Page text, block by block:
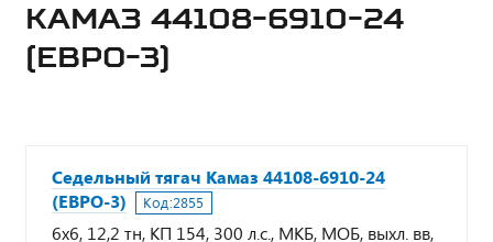
КАМАЗ 44108-6910-24
(ЕВРО-3)
Седельный тягач Камаз 44108-6910-24
(ЕВРО-3)
Код:2855
6х6, 12,2 тн, КП 154, 300 л.с., МКБ, МОБ, выхл. вв,